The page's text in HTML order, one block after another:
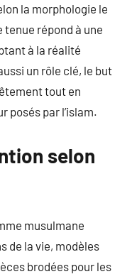
la morphologie le
tenue répond à une
à la réalité
un rôle clé, le but
tout en
posés par l’islam.
selon
musulmane
de la vie, modèles
brodées pour les